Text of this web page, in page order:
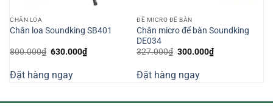
CHÂN LOA
Chân loa Soundking SB401
800.000₫ Giá
800.000₫.
630.000₫Giá
hiện
Đặt hàng ngay
ĐẾ MICRO ĐỂ BÀN
Chân micro để bàn Soundking
DE034
327.000₫ Giá
327.000₫.
300.000₫Giá
hiện
Đặt hàng ngay